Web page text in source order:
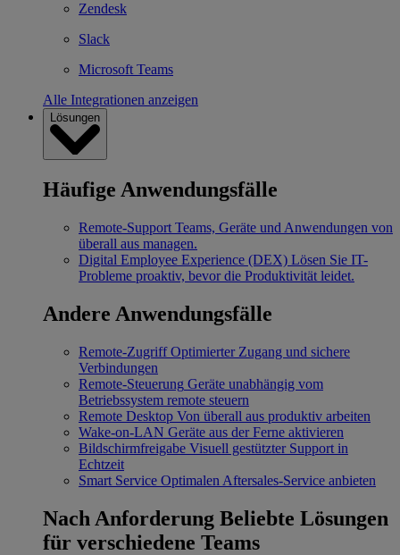
Zendesk
Slack
Microsoft Teams
Alle Integrationen anzeigen
Lösungen
Häufige Anwendungsfälle
Remote-Support Teams, Geräte und Anwendungen von
überall aus managen.
Digital Employee Experience (DEX) Lösen Sie IT-
Probleme proaktiv, bevor die Produktivität leidet.
Andere Anwendungsfälle
Remote-Zugriff Optimierter Zugang und sichere
Verbindungen
Remote-Steuerung Geräte unabhängig vom
Betriebssystem remote steuern
Remote Desktop Von überall aus produktiv arbeiten
Wake-on-LAN Geräte aus der Ferne aktivieren
Bildschirmfreigabe Visuell gestützter Support in
Echtzeit
Smart Service Optimalen Aftersales-Service anbieten
Nach Anforderung Beliebte Lösungen
für verschiedene Teams